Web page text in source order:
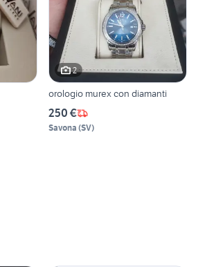
2
orologio murex con diamanti
250 €
Savona (SV)